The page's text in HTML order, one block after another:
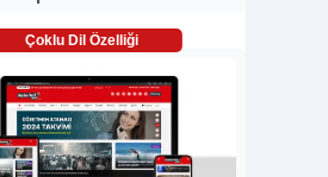
Çoklu Dil Özelliği